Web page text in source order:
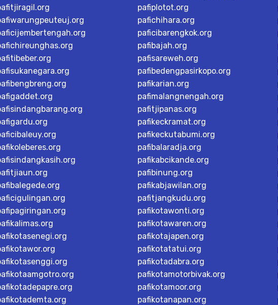
pafiplotot.org
pafichihara.org
paficibarengkok.org
pafibajah.org
pafisareweh.org
pafibedengpasirkopo.org
pafikarian.org
pafimalangnengah.org
pafitjipanas.org
pafikeckramat.org
pafikeckutabumi.org
pafibalaradja.org
pafikabcikande.org
pafibinung.org
pafikabjawilan.org
pafitjangkudu.org
pafikotawonti.org
pafikotawaren.org
pafikotajapen.org
pafikotatatui.org
pafikotadabra.org
pafikotamotorbivak.org
pafikotamoor.org
pafikotanapan.org